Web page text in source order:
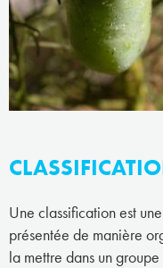
Une classification est
présentée de manière
la mettre dans un